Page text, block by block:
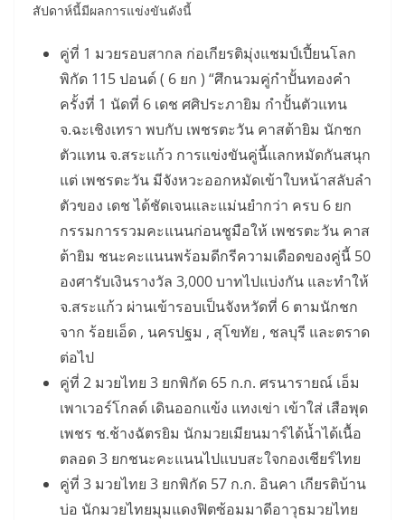
สัปดาห์นี้มีผลการแข่งขันดังนี้
คู่ที่ 1 มวยรอบสากล ก่อเกียรติมุ่งแชมป์เปี้ยนโลก
พิกัด 115 ปอนด์ ( 6 ยก ) “ศึกนวมคู่กำปั้นทองคำ
ครั้งที่ 1 นัดที่ 6 เดช ศศิประภายิม กำปั้นตัวแทน
จ.ฉะเชิงเทรา พบกับ เพชรตะวัน คาสต้ายิม นักชก
ตัวแทน จ.สระแก้ว การแข่งขันคู่นี้แลกหมัดกันสนุก
แต่ เพชรตะวัน มีจังหวะออกหมัดเข้าใบหน้าสลับลำ
ตัวของ เดช ได้ชัดเจนและแม่นยำกว่า ครบ 6 ยก
กรรมการรวมคะแนนก่อนชูมือให้ เพชรตะวัน คาส
ต้ายิม ชนะคะแนนพร้อมดีกรีความเดือดของคู่นี้ 50
องศารับเงินรางวัล 3,000 บาทไปแบ่งกัน และทำให้
จ.สระแก้ว ผ่านเข้ารอบเป็นจังหวัดที่ 6 ตามนักชก
จาก ร้อยเอ็ด , นครปฐม , สุโขทัย , ชลบุรี และตราด
ต่อไป
คู่ที่ 2 มวยไทย 3 ยกพิกัด 65 ก.ก. ศรนารายณ์ เอ็ม
เพาเวอร์โกลด์ เดินออกแข้ง แทงเข่า เข้าใส่ เสือพุด
เพชร ช.ช้างฉัตรยิม นักมวยเมียนมาร์ได้น้ำได้เนื้อ
ตลอด 3 ยกชนะคะแนนไปแบบสะใจกองเชียร์ไทย
คู่ที่ 3 มวยไทย 3 ยกพิกัด 57 ก.ก. อินคา เกียรติบ้าน
บ่อ นักมวยไทยมุมแดงฟิตซ้อมมาดีอาวุธมวยไทย